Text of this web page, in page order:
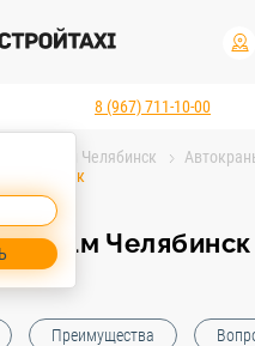
8 (967) 711-10-00
Челябинск
Челябинск
21м Челябинск
Преимущества